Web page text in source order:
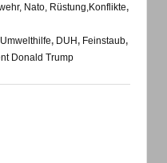
Nato, Rüstung,Konflikte,
, DUH, Feinstaub,
Donald Trump